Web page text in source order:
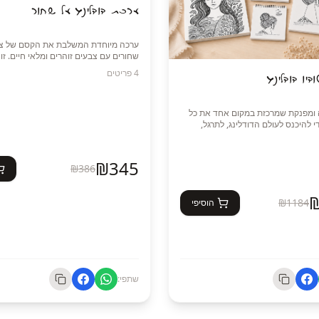
דודלינג
ומפנקת שמרכזת במקום אחד את כל
להיכנס לעולם הדודלינג, לתרגל,
ממבחר גדול של צבעים וכלי ציור
₪1184 הוסיפי
ערכת דודלינג על שחור
ערכה מיוחדת המשלבת את הקסם של
שחורים עם צבעים זוהרים ומלאי חיים.
מושלמת לכל מי שאוהבת דודלינג, איור
🤍 שלושה עטי ג'ל בגווני לבן, כסף
4פריטים
₪345
₪386
שתפי: